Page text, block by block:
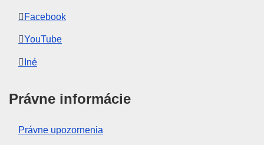
Facebook
YouTube
Iné
Právne informácie
Právne upozornenia